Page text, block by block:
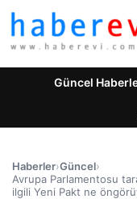
Güncel
Haberler›Güncel›
Avrupa Parlamentosu
ilgili Yeni Pakt ne